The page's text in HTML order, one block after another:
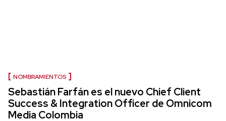
NOMBRAMIENTOS
Sebastián Farfán es el nuevo Chief Client
Success & Integration Officer de Omnicom
Media Colombia